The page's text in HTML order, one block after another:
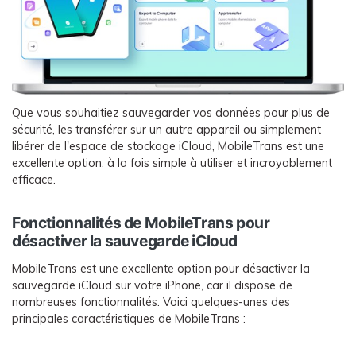
Que vous souhaitiez sauvegarder vos données pour plus de
sécurité, les transférer sur un autre appareil ou simplement
libérer de l'espace de stockage iCloud, MobileTrans est une
excellente option, à la fois simple à utiliser et incroyablement
efficace.
Fonctionnalités de MobileTrans pour
désactiver la sauvegarde iCloud
MobileTrans est une excellente option pour désactiver la
sauvegarde iCloud sur votre iPhone, car il dispose de
nombreuses fonctionnalités. Voici quelques-unes des
principales caractéristiques de MobileTrans :